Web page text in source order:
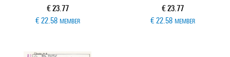
Current price
€ 23.77
€ 22.58 MEMBER
Current price
€ 23.77
€ 22.58 MEMBER